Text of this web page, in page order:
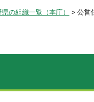
の組織一覧（本庁） > 公営